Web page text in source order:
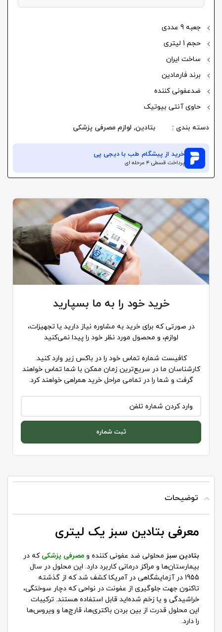
جعبه 9 عددی
حجم 1 لیتری
ساخت ایران
برند فارمادین
ضدعفونی کننده
حاوی آنتی بیوتیک
دسته بندی : بتادین, لوازم مصرفی پزشکی
خرید از پیشگام طببا دیجی پی
پرداخت قسطی ۴ مرحله ای
خرید خود را به ما بسپارید
در صورتی که برای خرید به مشاوره نیاز دارید یا تجهیزات،
لوازم، و محصول مورد نظر خود را پیدا نمی‌کنید
کافیست شماره تماس خود را در باکس زیر وارد کنید.
کارشناسان ما در سریع‌ترین زمان ممکن با شما تماس خواهند
گرفت و شما را در تمامی مراحل خرید همراهی خواهند کرد.
ثبت شماره
توضیحات
معرفی بتادین سبز یک لیتری
بتادین سبز محلولی ضد عفونی کننده و مصرفی پزشکی که در
بیمارستان‌ها و مراکز درمانی کاربرد دارد. این محلول در سال
1955 در آزمایشگاهی در آمریکا کشف شد که از گذشته
تاکنون جهت جلوگیری از عفونت در نواحی که دچار سوختگی،
خراشیدگی و یا زخم شده‌اید قابل استفاده هستند. ترکیبات
این محلول قدرت از بین بردن باکتری‌ها، قارچ‌ها و ویروس‌ها
را دارد.